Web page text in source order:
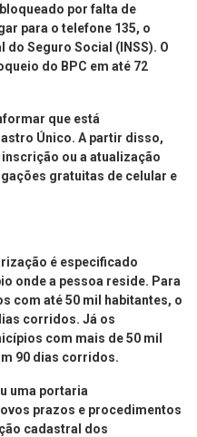
por falta de
para o telefone 135, o
Seguro Social (INSS). O
do BPC em até 72
que está
Único. A partir disso,
ou a atualização
gratuitas de celular e
é especificado
onde a pessoa reside. Para
com até 50 mil habitantes, o
corridos. Já os
com mais de 50 mil
90 dias corridos.
uma portaria
prazos e procedimentos
cadastral dos